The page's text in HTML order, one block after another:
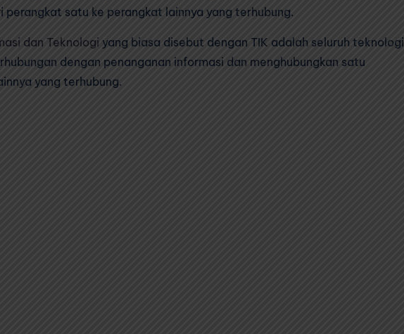
satu ke perangkat lainnya yang terhubung.
dan Teknologi yang biasa disebut dengan TIK adalah seluruh teknologi
dengan penanganan informasi dan menghubungkan satu
yang terhubung.